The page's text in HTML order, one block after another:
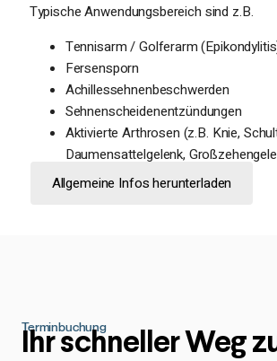
Typische Anwendungsbereich sind z.B.
Tennisarm / Golferarm
Fersensporn
Achillessehnenbeschwerden
Sehnenscheidenentzündungen
Aktivierte Arthrosen (z.B. Knie,
Daumensattelgelenk,
Allgemeine Infos herunterladen
Terminbuchung
Ihr schneller Weg